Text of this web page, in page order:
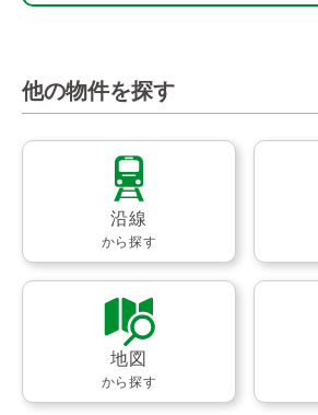
他の物件を探す
沿線
から探す
地図
から探す